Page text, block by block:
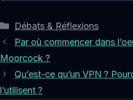
Catégories
Débats & Réflexions
Par où commencer dans
Moorcock ?
Qu’est-ce qu’un VPN ?
l’utilisent ?